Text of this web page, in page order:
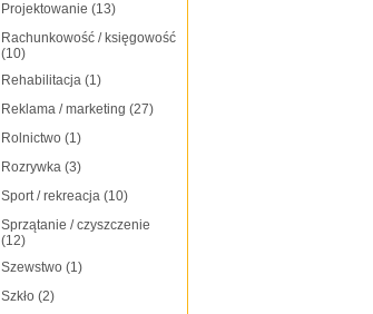
Projektowanie (13)
Rachunkowość / księgowość
(10)
Rehabilitacja (1)
Reklama / marketing (27)
Rolnictwo (1)
Rozrywka (3)
Sport / rekreacja (10)
Sprzątanie / czyszczenie
(12)
Szewstwo (1)
Szkło (2)